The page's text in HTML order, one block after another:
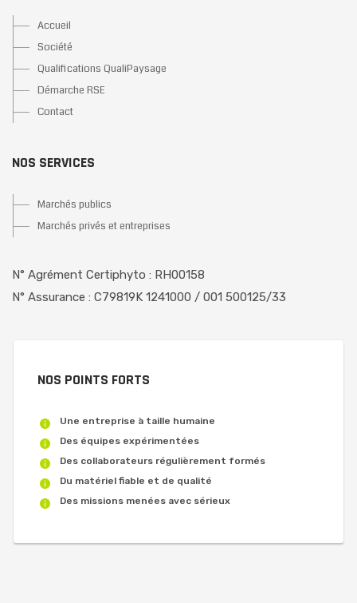
Accueil
Société
Qualifications QualiPaysage
Démarche RSE
Contact
NOS SERVICES
Marchés publics
Marchés privés et entreprises
N° Agrément Certiphyto : RH00158
N° Assurance : C79819K 1241000 / 001 500125/33
NOS POINTS FORTS
Une entreprise à taille humaine
Des équipes expérimentées
Des collaborateurs régulièrement formés
Du matériel fiable et de qualité
Des missions menées avec sérieux